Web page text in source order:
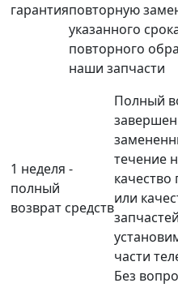
гарантияповторную
указанного
повторного
наши запчасти
1 неделя -
полный
возврат средств
Полный
течение
или
части
Без